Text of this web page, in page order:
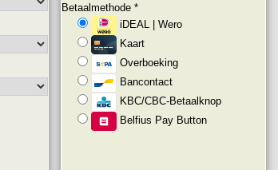
Betaalmethode*
iDEAL | Wero
Kaart
Overboeking
Bancontact
KBC/CBC-Betaalknop
Belfius Pay Button